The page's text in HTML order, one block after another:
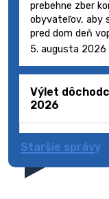
prebehne zber
obyvateľov, aby
pred dom deň
5. augusta 2026
Výlet
2026
Staršie správy